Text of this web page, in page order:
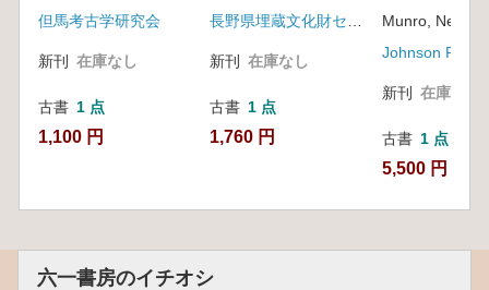
但馬考古学研究会
新刊 在庫なし
古書 1 点
1,100 円
新刊 在庫なし
古書 1 点
1,760 円
Munro, Neil
Johnson
新刊 在庫なし
古書 1 点
5,500 円
六一書房のイチオシ